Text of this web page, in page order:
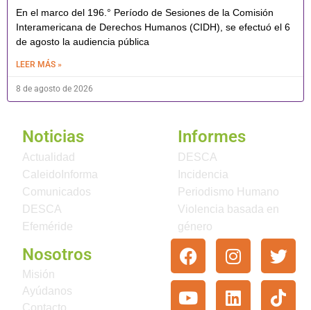
En el marco del 196.° Período de Sesiones de la Comisión
Interamericana de Derechos Humanos (CIDH), se efectuó el 6
de agosto la audiencia pública
LEER MÁS »
8 de agosto de 2026
Noticias
Actualidad
CaleidoInforma
Comunicados
DESCA
Efeméride
Informes
DESCA
Incidencia
Periodismo Humano
Violencia basada en
género
Nosotros
Misión
Ayúdanos
Contacto